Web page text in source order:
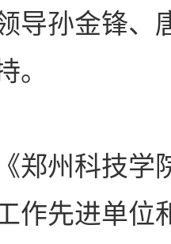
导孙金锋、
郑州科技学
作先进单位